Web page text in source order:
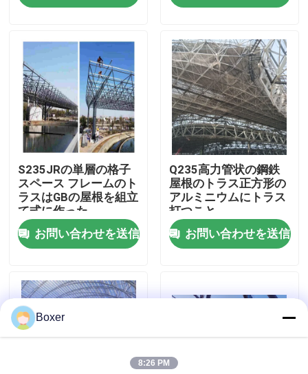
私達について
工場旅行
品質管理
私達に連絡しなさい
ニュース
場合
鋼鉄スペース フレーム
スペース フレームのトラス
S235JRの単層の格子
スペース フレームのト
ラスはGBの屋根を組立
て式に作った
お問い合わせを送信
Q235高力管状の鋼鉄
屋根のトラス正方形の
アルミニウムにトラス
打つこと
お問い合わせを送信
Boxer
8:26 PM